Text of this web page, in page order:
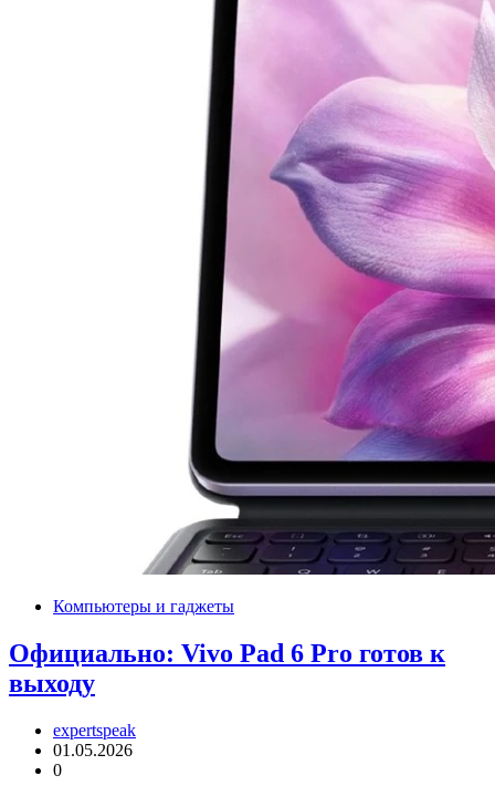
Компьютеры и гаджеты
Официально: Vivo Pad 6 Pro готов к
выходу
expertspeak
01.05.2026
0